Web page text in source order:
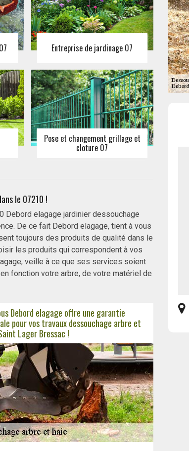
Entreprise de jardinage 07
Pose et changement grillage et
cloture 07
le 07210 !
Debord elagage jardinier dessouchage
De ce fait Debord elagage, tient à vous
toujours des produits de qualité dans le
les produits qui correspondent à vos
veille à ce que ses services soient
fonction votre arbre, de votre matériel de
Debord elagage offre une garantie
pour vos travaux dessouchage arbre et
Lager Bressac !